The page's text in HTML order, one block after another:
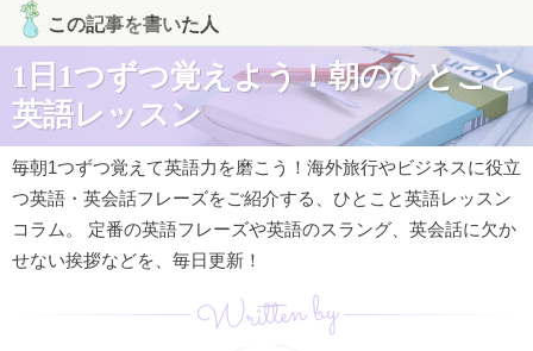
この記事を書いた人
1日1つずつ覚えよう！朝のひとこと
英語レッスン
毎朝1つずつ覚えて英語力を磨こう！海外旅行やビジネスに役立
つ英語・英会話フレーズをご紹介する、ひとこと英語レッスン
コラム。 定番の英語フレーズや英語のスラング、英会話に欠か
せない挨拶などを、毎日更新！
Written by